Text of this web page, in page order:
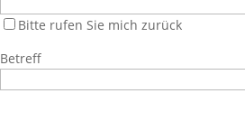
Bitte rufen Sie mich zurück
Betreff